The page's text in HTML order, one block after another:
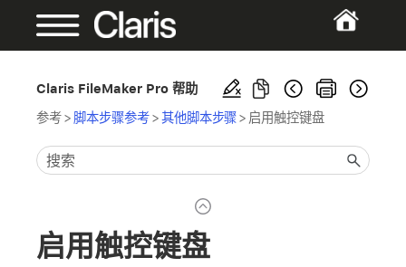
Claris FileMaker Pro 帮助
参考> 脚本步骤参考>其他脚本步骤> 启用触控键盘
启用触控键盘